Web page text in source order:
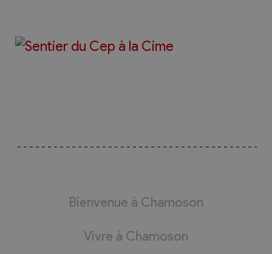
Bienvenue à Chamoson
Vivre à Chamoson